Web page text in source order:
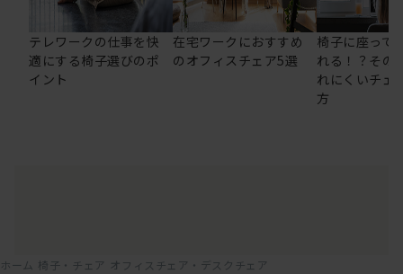
テレワークの仕事を快
適にする椅子選びのポ
イント
在宅ワークにおすすめ
のオフィスチェア5選
椅子に座って
れる！？その
れにくいチェ
方
ホーム 椅子・チェア オフィスチェア・デスクチェア